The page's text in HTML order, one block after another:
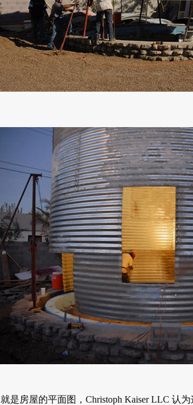
是房屋的平面图，Christoph Kaiser LLC 认